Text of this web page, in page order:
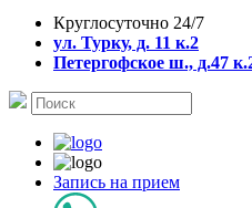
Круглосуточно 24/7
ул. Турку, д. 11 к.2
Петергофское ш., д.47
Запись на прием